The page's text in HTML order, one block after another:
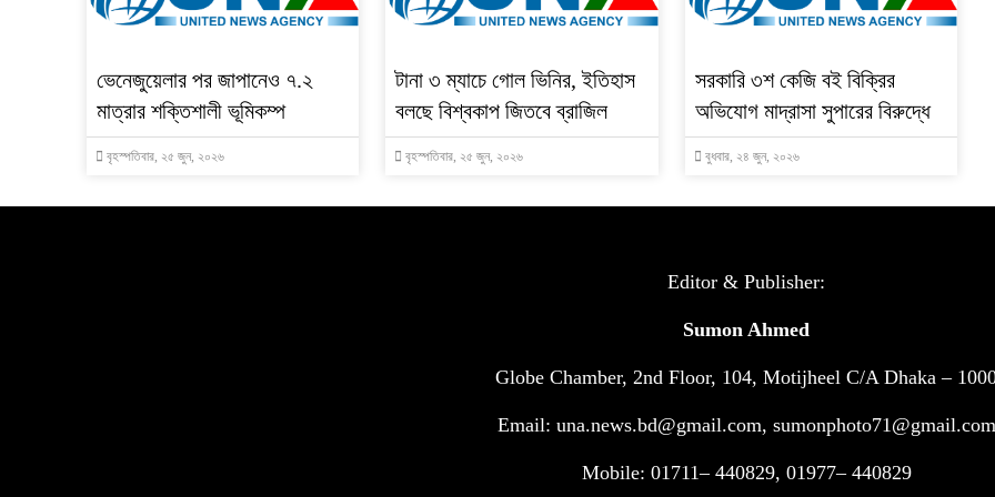
ভেনেজুয়েলার পর জাপানেও ৭.২
মাত্রার শক্তিশালী ভূমিকম্প
বৃহস্পতিবার, ২৫ জুন, ২০২৬
টানা ৩ ম্যাচে গোল ভিনির, ইতিহাস
বলছে বিশ্বকাপ জিতবে ব্রাজিল
বৃহস্পতিবার, ২৫ জুন, ২০২৬
সরকারি ৩শ কেজি বই বিক্রির
অভিযোগ মাদ্রাসা সুপারের বিরুদ্ধে
বুধবার, ২৪ জুন, ২০২৬
Editor & Publisher:
Sumon Ahmed
Globe Chamber, 2nd Floor, 104, Motijheel C/A Dhaka –
Email: una.news.bd@gmail.com, sumonphoto71@gmail.com
Mobile: 01711– 440829, 01977– 440829